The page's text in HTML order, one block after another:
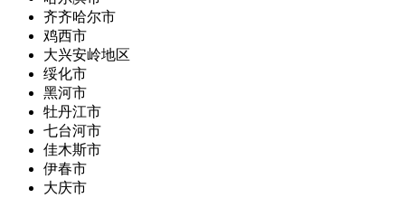
齐齐哈尔市
鸡西市
大兴安岭地区
绥化市
黑河市
牡丹江市
七台河市
佳木斯市
伊春市
大庆市